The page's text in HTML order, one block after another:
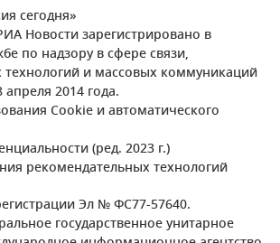
сегодня»
Новости зарегистрировано в
по надзору в сфере связи,
и массовых коммуникаций
2014 года.
Cookie и автоматического
(ред. 2023 г.)
рекомендательных технологий
Эл № ФС77-57640.
государственное унитарное